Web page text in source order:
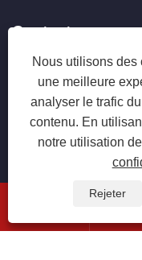
Contactez-nous
SUIVEZ-NOUS
Copyright © 2025
LinksSitemap
Nous utilisons des
une meilleure
analyser le trafic
contenu. En
notre utilisation
Rejeter